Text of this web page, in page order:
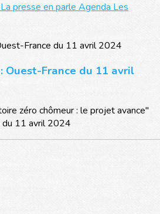
La presse en parle Agenda Les
Ouest-France du 11 avril
zéro chômeur : le projet avance"
du 11 avril 2024